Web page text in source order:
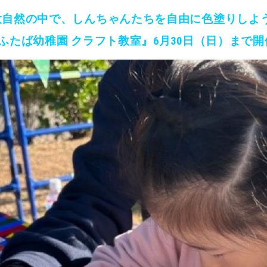
然の中で、しんちゃんたちを自由に色塗りしよ
たば幼稚園 クラフト教室』6月30日（日）まで